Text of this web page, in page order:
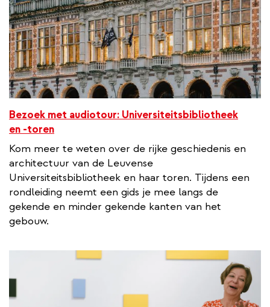
k
Bezoek met audiotour: Universiteitsbibliotheek
en -toren
Kom meer te weten over de rijke geschiedenis en
architectuur van de Leuvense
Universiteitsbibliotheek en haar toren. Tijdens een
rondleiding neemt een gids je mee langs de
gekende en minder gekende kanten van het
gebouw.